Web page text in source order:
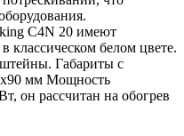
C4N 20 имеют
классическом белом цвете.
Габариты с
мм Мощность
он рассчитан на обогрев